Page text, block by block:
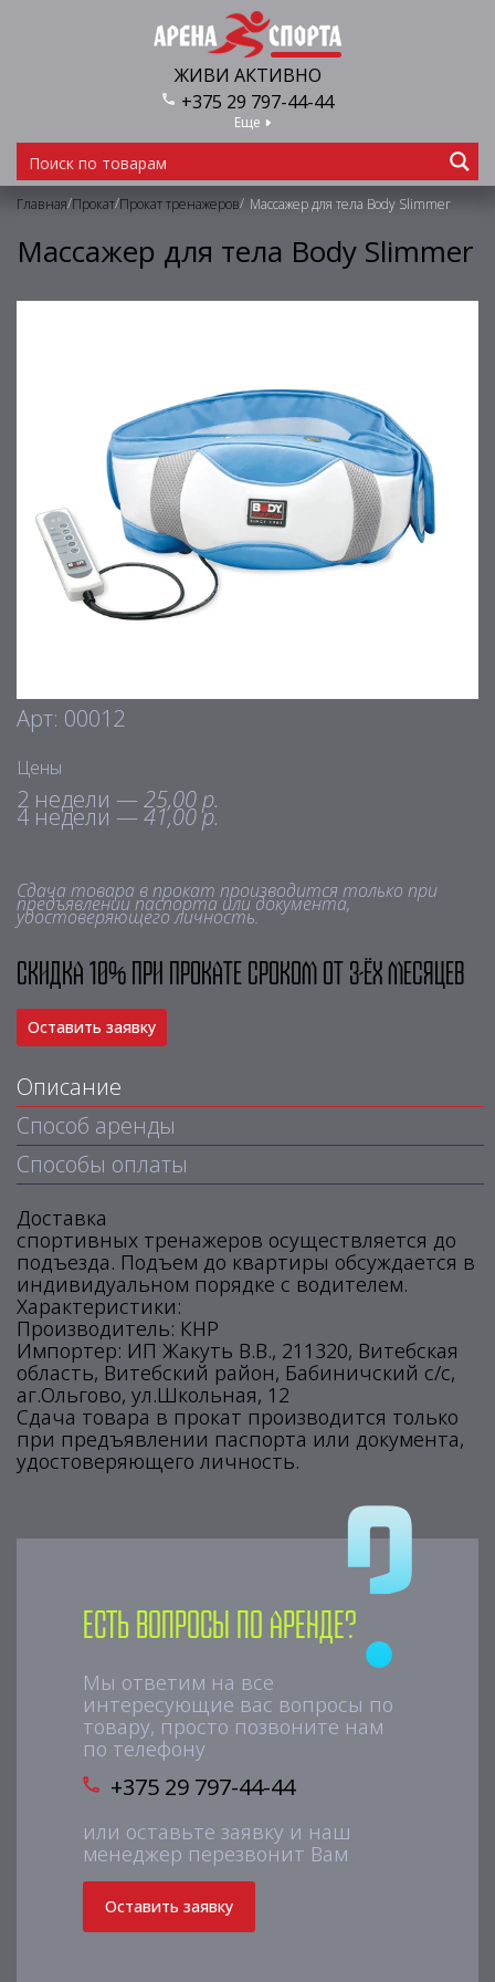
ЖИВИ АКТИВНО
+375 29 797-44-44
Еще
Главная/Прокат/Прокат тренажеров/ Массажер для тела Body Slimmer
Массажер для тела Body Slimmer
Арт: 00012
Цены
2 недели — 25,00 р.
4 недели — 41,00 р.
Сдача товара в прокат производится только при
предъявлении паспорта или документа,
удостоверяющего личность.
Скидка 10% при прокате сроком от 3-ёх месяцев
Оставить заявку
Описание
Способ аренды
Способы оплаты
Доставка
спортивных тренажеров осуществляется до
подъезда. Подъем до квартиры обсуждается в
индивидуальном порядке с водителем.
Характеристики:
Производитель: КНР
Импортер: ИП Жакуть В.В., 211320, Витебская
область, Витебский район, Бабиничский с/с,
аг.Ольгово, ул.Школьная, 12
Сдача товара в прокат производится только
при предъявлении паспорта или документа,
удостоверяющего личность.
Есть вопросы по аренде?
Мы ответим на все
интересующие вас вопросы по
товару, просто позвоните нам
по телефону
+375 29 797-44-44
или оставьте заявку и наш
менеджер перезвонит Вам
Оставить заявку